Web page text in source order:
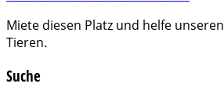
Miete diesen Platz und helfe unseren
Tieren.
Suche